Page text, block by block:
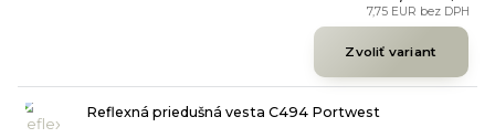
7,75 EUR bez DPH
Zvoliť variant
Reflexná priedušná vesta C494 Portwest